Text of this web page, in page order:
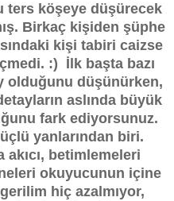
ters köşeye düşürecek
Birkaç kişiden şüphe
kişi tabiri caizse
:) İlk başta bazı
olduğunu düşünürken,
aslında büyük
fark ediyorsunuz.
yanlarından biri.
akıcı, betimlemeleri
okuyucunun içine
hiç azalmıyor,